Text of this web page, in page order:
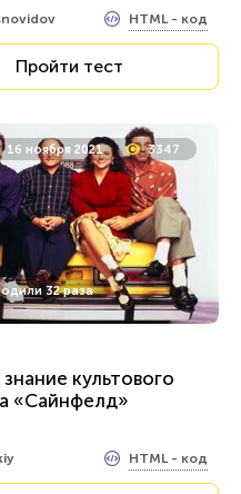
HTML - код
Пройти тест
16 ноября 2021 3347
32 раза
культового
«Сайнфелд»
HTML - код